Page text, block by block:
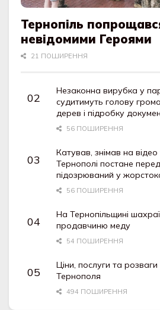
Тернопіль
невідомими Героями
21 ПОШИРЕННЯ
Незаконна вирубка у
судитимуть голову
дерев і підробку
56 ПОШИРЕННЯ
Катував, знімав на відео
Тернополі постане
підозрюваний у
56 ПОШИРЕННЯ
На Тернопільщині
продавчиню меду
54 ПОШИРЕННЯ
Ціни, послуги та
Тернополя
494 ПОШИРЕННЯ